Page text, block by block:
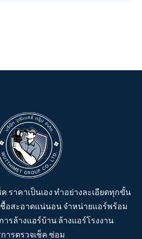
ราคาเป็นเอง ทำอย่างละเอียดทุกขั้น
อสะอาดแน่นอน จำหน่ายแอร์พร้อม
รล้างแอร์บ้าน ล้างแอร์โรงงาน
ารตรวจเช็ค ซ่อม